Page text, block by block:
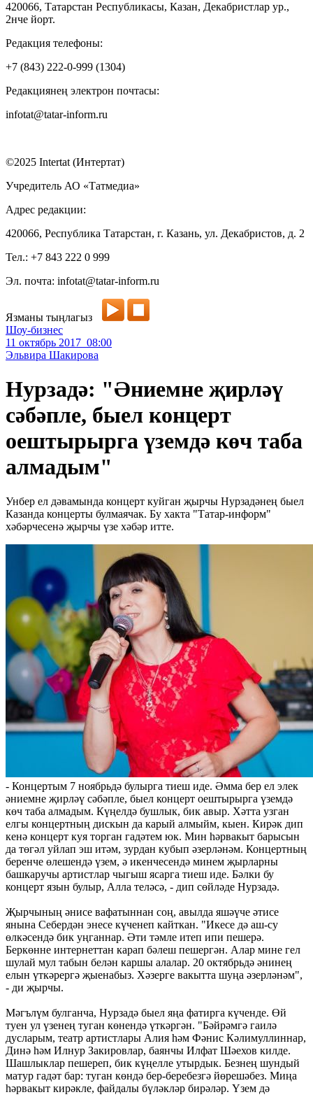
420066, Татарстан Республикасы, Казан, Декабристлар ур.,
2нче йорт.
Редакция телефоны:
+7 (843) 222-0-999 (1304)
Редакциянең электрон почтасы:
infotat@tatar-inform.ru
©2025 Intertat (Интертат)
Учредитель АО «Татмедиа»
Адрес редакции:
420066, Республика Татарстан, г. Казань, ул. Декабристов, д. 2
Тел.: +7 843 222 0 999
Эл. почта: infotat@tatar-inform.ru
Язманы тыңлагыз
Шоу-бизнес
11 октябрь 2017 08:00
Эльвира Шакирова
Нурзадә: "Әниемне җирләү
сәбәпле, быел концерт
оештырырга үземдә көч таба
алмадым"
Унбер ел дәвамында концерт куйган җырчы Нурзадәнең быел
Казанда концерты булмаячак. Бу хакта "Татар-информ"
хәбәрчесенә җырчы үзе хәбәр итте.
- Концертым 7 ноябрьдә булырга тиеш иде. Әмма бер ел элек
әниемне җирләү сәбәпле, быел концерт оештырырга үземдә
көч таба алмадым. Күңелдә бушлык, бик авыр. Хәтта узган
елгы концертның дискын да карый алмыйм, кыен. Кирәк дип
кенә концерт куя торган гадәтем юк. Мин һәрвакыт барысын
да төгәл уйлап эш итәм, зурдан кубып әзерләнәм. Концертның
беренче өлешендә үзем, ә икенчесендә минем җырларны
башкаручы артистлар чыгыш ясарга тиеш иде. Бәлки бу
концерт язын булыр, Алла теләсә, - дип сөйләде Нурзадә.
Җырчының әнисе вафатыннан соң, авылда яшәүче әтисе
янына Себердән энесе күченеп кайткан. "Икесе дә аш-су
өлкәсендә бик уңганнар. Әти тәмле итеп ипи пешерә.
Беркөнне интернеттан карап бәлеш пешергән. Алар мине гел
шулай мул табын белән каршы алалар. 20 октябрьдә әнинең
елын үткәрергә җыенабыз. Хәзерге вакытта шуңа әзерләнәм",
- ди җырчы.
Мәгълүм булганча, Нурзадә быел яңа фатирга күченде. Өй
туен ул үзенең туган көнендә үткәргән. "Бәйрәмгә гаилә
дусларым, театр артистлары Алия һәм Фәнис Кәлимуллиннар,
Динә һәм Илнур Закировлар, баянчы Илфат Шәехов килде.
Шашлыклар пешереп, бик күңелле утырдык. Безнең шундый
матур гадәт бар: туган көндә бер-беребезгә йөрешәбез. Миңа
һәрвакыт кирәкле, файдалы бүләкләр бирәләр. Үзем дә